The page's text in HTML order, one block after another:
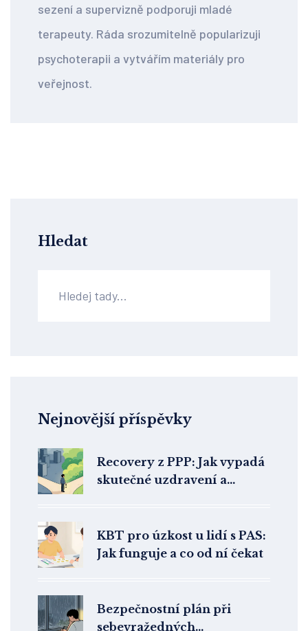
sezení a supervizně podporuji mladé
terapeuty. Ráda srozumitelně popularizuji
psychoterapii a vytvářím materiály pro
veřejnost.
Hledat
Nejnovější příspěvky
Recovery z PPP: Jak vypadá
skutečné uzdravení a
KBT pro úzkost u lidí s PAS:
Jak funguje a co od ní čekat
Bezpečnostní plán při
sebevražedných